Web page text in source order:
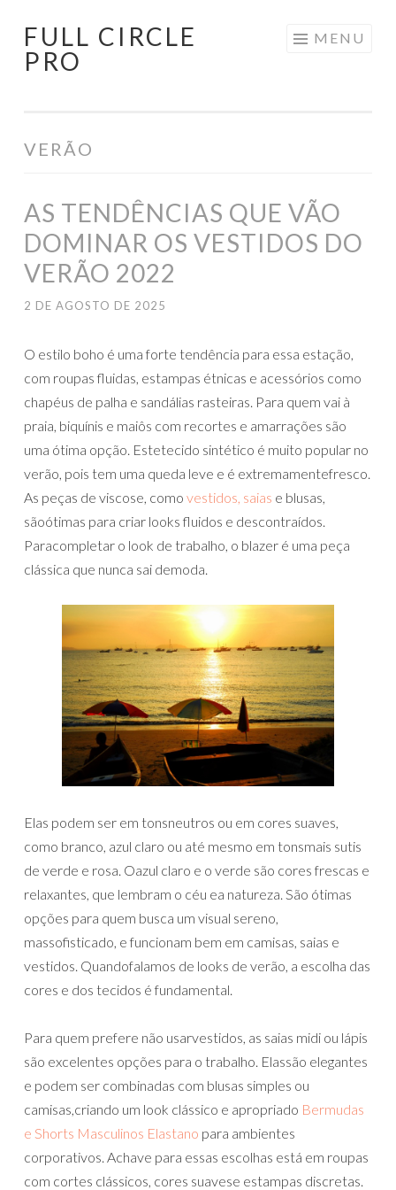
Pular
para
FULL CIRCLE
PRO
MENU
VERÃO
AS TENDÊNCIAS QUE VÃO
DOMINAR OS VESTIDOS DO
VERÃO 2022
2 DE AGOSTO DE 2025
O estilo boho é uma forte tendência para essa estação,
com roupas fluidas, estampas étnicas e acessórios como
chapéus de palha e sandálias rasteiras. Para quem vai à
praia, biquínis e maiôs com recortes e amarrações são
uma ótima opção. Estetecido sintético é muito popular no
verão, pois tem uma queda leve e é extremamentefresco.
As peças de viscose, como vestidos, saias e blusas,
sãoótimas para criar looks fluidos e descontraídos.
Paracompletar o look de trabalho, o blazer é uma peça
clássica que nunca sai demoda.
Elas podem ser em tonsneutros ou em cores suaves,
como branco, azul claro ou até mesmo em tonsmais sutis
de verde e rosa. Oazul claro e o verde são cores frescas e
relaxantes, que lembram o céu ea natureza. São ótimas
opções para quem busca um visual sereno,
massofisticado, e funcionam bem em camisas, saias e
vestidos. Quandofalamos de looks de verão, a escolha das
cores e dos tecidos é fundamental.
Para quem prefere não usarvestidos, as saias midi ou lápis
são excelentes opções para o trabalho. Elassão elegantes
e podem ser combinadas com blusas simples ou
camisas,criando um look clássico e apropriado Bermudas
e Shorts Masculinos Elastano para ambientes
corporativos. Achave para essas escolhas está em roupas
com cortes clássicos, cores suavese estampas discretas.